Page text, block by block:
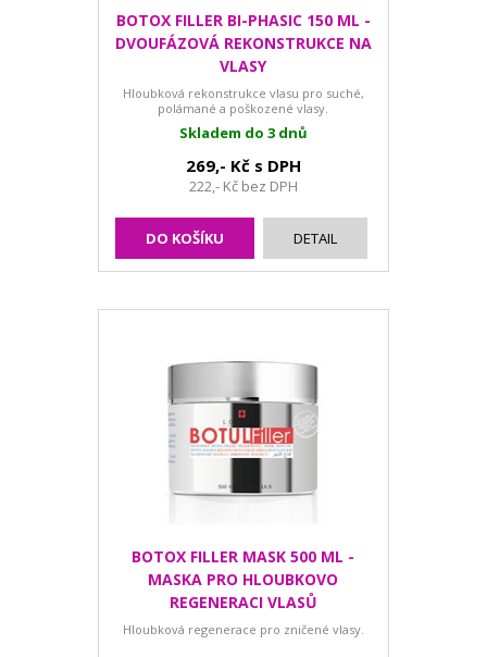
BOTOX FILLER BI-PHASIC 150 ML -
DVOUFÁZOVÁ REKONSTRUKCE NA
VLASY
Hloubková rekonstrukce vlasu pro suché,
polámané a poškozené vlasy.
Skladem do 3 dnů
269,- Kč s DPH
222,- Kč bez DPH
DO KOŠÍKU DETAIL
BOTOX FILLER MASK 500 ML -
MASKA PRO HLOUBKOVO
REGENERACI VLASŮ
Hloubková regenerace pro zničené vlasy.